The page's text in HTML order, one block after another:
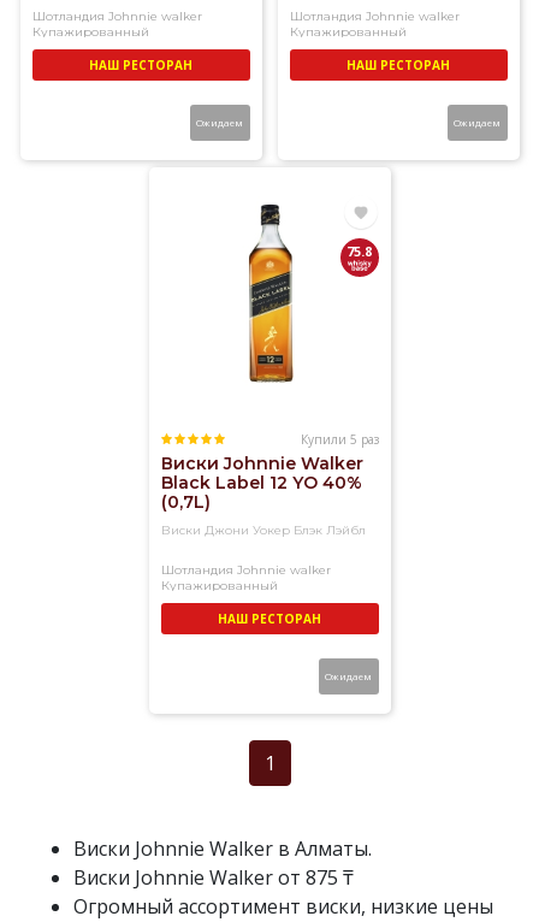
Шотландия Johnnie walker
Купажированный
НАШ РЕСТОРАН
Ожидаем
Шотландия Johnnie walker
Купажированный
НАШ РЕСТОРАН
Ожидаем
75.8
Купили 5 раз
Виски Johnnie Walker
Black Label 12 YO 40%
(0,7L)
Виски Джони Уокер Блэк Лэйбл
Шотландия Johnnie walker
Купажированный
НАШ РЕСТОРАН
Ожидаем
1
Виски Johnnie Walker в Алматы.
Виски Johnnie Walker от 875 ₸
Огромный ассортимент виски, низкие цены